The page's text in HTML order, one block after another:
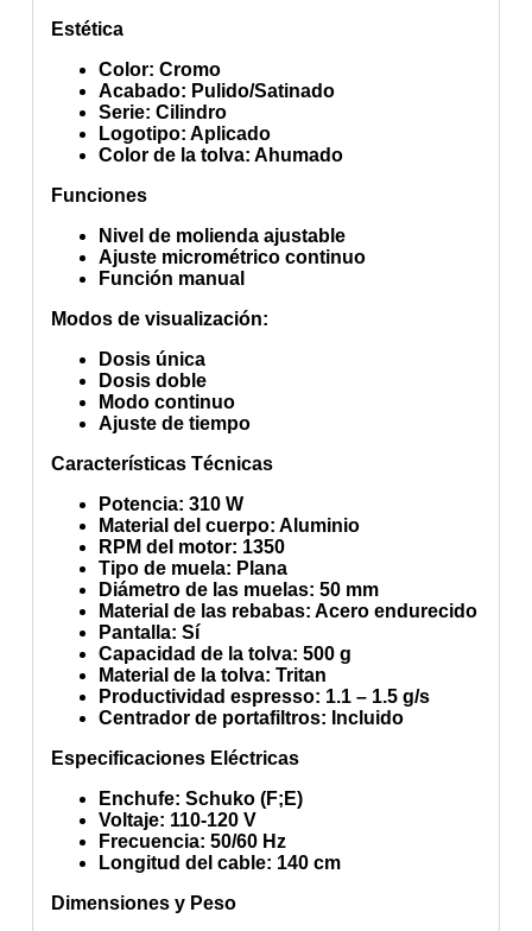
Estética
Color: Cromo
Acabado: Pulido/Satinado
Serie: Cilindro
Logotipo: Aplicado
Color de la tolva: Ahumado
Funciones
Nivel de molienda ajustable
Ajuste micrométrico continuo
Función manual
Modos de visualización:
Dosis única
Dosis doble
Modo continuo
Ajuste de tiempo
Características Técnicas
Potencia: 310 W
Material del cuerpo: Aluminio
RPM del motor: 1350
Tipo de muela: Plana
Diámetro de las muelas: 50 mm
Material de las rebabas: Acero endurecido
Pantalla: Sí
Capacidad de la tolva: 500 g
Material de la tolva: Tritan
Productividad espresso: 1.1 – 1.5 g/s
Centrador de portafiltros: Incluido
Especificaciones Eléctricas
Enchufe: Schuko (F;E)
Voltaje: 110-120 V
Frecuencia: 50/60 Hz
Longitud del cable: 140 cm
Dimensiones y Peso